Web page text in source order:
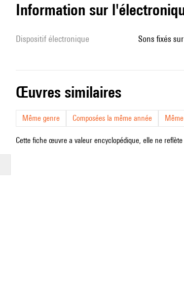
Information sur
Dispositif électronique sons fixés
œuvres similaires
Même genre Composées la même année
Cette fiche œuvre a valeur encyclopédique, elle ne